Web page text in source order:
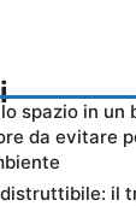
spazio in un
da evitare
il